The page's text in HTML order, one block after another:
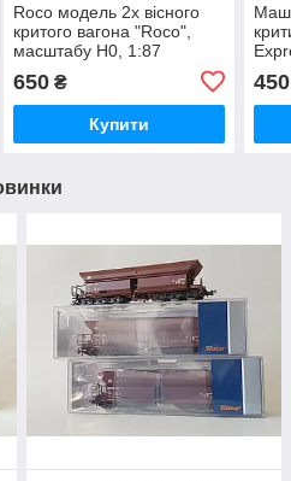
Roco модель 2х вiсного
критого вагона "Roco",
масштабу H0, 1:87
650₴
Купити
450